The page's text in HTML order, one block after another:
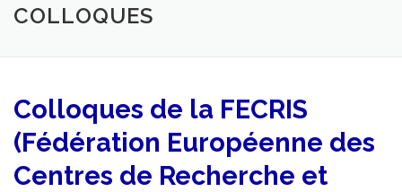
ACCUEIL THÈMES
ACTUALITÉS
COLLOQUES
Colloques de la FECRIS
(Fédération Européenne des
Centres de Recherche et